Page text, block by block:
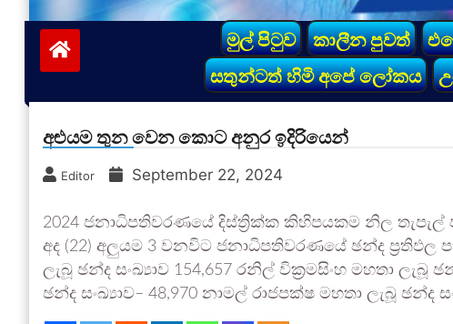
මුල් පිටුව කාලීන පුවත්
සතුන්ටත් හිමි අපේ ලෝකය
අළුයම තුන වෙන කොට අනුර ඉදිරියෙන්
Editor September 22, 2024
2024 ජනාධිපතිවරණයේ දිස්ත්‍රික්ක කිහිපයකම නිල
අද (22) අලුයම 3 වනවිට ජනාධිපතිවරණයේ ඡන්ද ප්‍රතිඵල
ලැබූ ඡන්ද සංඛ්‍යාව 154,657 රනිල් වික්‍රමසිංහ මහතා ලැබූ
ඡන්ද සංඛ්‍යාව– 48,970 නාමල් රාජපක්ෂ මහතා ලැබූ ඡන්ද